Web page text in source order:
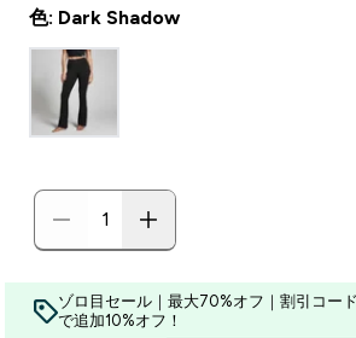
色: Dark Shadow
ゾロ目セール｜最大70%オフ｜割引コー
で追加10%オフ！